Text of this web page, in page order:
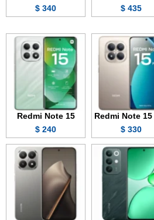
435 $
340 $
Redmi Note 15
330 $
Redmi Note 15
240 $